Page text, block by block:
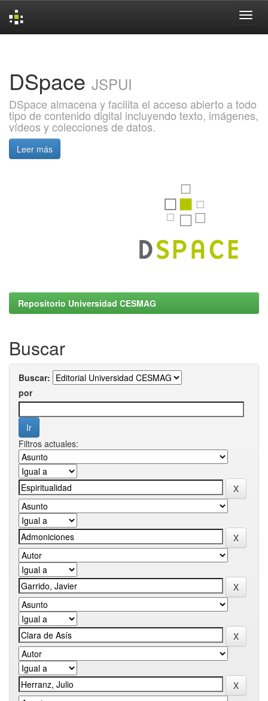
DSpace JSPUI
DSpace almacena y facilita el acceso abierto a todo
tipo de contenido digital incluyendo texto, imágenes,
vídeos y colecciones de datos.
Leer más
Repositorio Universidad CESMAG
Buscar
Buscar:
por
Filtros actuales: